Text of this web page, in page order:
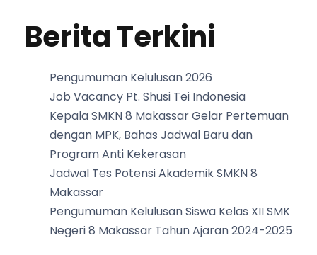
Berita Terkini
Pengumuman Kelulusan 2026
Job Vacancy Pt. Shusi Tei Indonesia
Kepala SMKN 8 Makassar Gelar Pertemuan
dengan MPK, Bahas Jadwal Baru dan
Program Anti Kekerasan
Jadwal Tes Potensi Akademik SMKN 8
Makassar
Pengumuman Kelulusan Siswa Kelas XII SMK
Negeri 8 Makassar Tahun Ajaran 2024-2025